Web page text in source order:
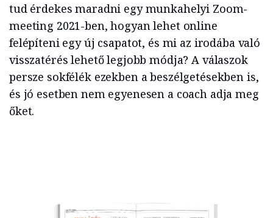
tud érdekes maradni egy munkahelyi Zoom-
meeting 2021-ben, hogyan lehet online
felépíteni egy új csapatot, és mi az irodába való
visszatérés lehető legjobb módja? A válaszok
persze sokfélék ezekben a beszélgetésekben is,
és jó esetben nem egyenesen a coach adja meg
őket.